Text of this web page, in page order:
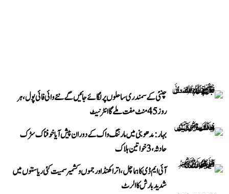
چنئی کے سمندری ساحلوں پر لگائے جائیں گے نئے وائی فائی پول، ہر
روز 45 منٹ مفت ملے گا انٹرنیٹ
بہار: مدھوبنی میں مارننگ واک کے دوران پیش آیا خوفناک سڑک
حادثہ، 3 خواتین ہلاک
آئی ایم ڈی کا ہماچل، اتراکھنڈ اور جموں و کشمیر سمیت کئی ریاستوں میں
شدید بارش کا الرٹ